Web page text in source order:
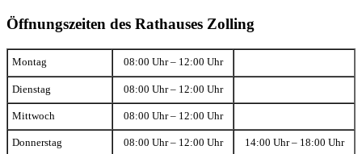
Öffnungszeiten des Rathauses Zolling
Montag 08:00 Uhr – 12:00 Uhr
Dienstag 08:00 Uhr – 12:00 Uhr
Mittwoch 08:00 Uhr – 12:00 Uhr
Donnerstag 08:00 Uhr – 12:00 Uhr 14:00 Uhr – 18:00 Uhr